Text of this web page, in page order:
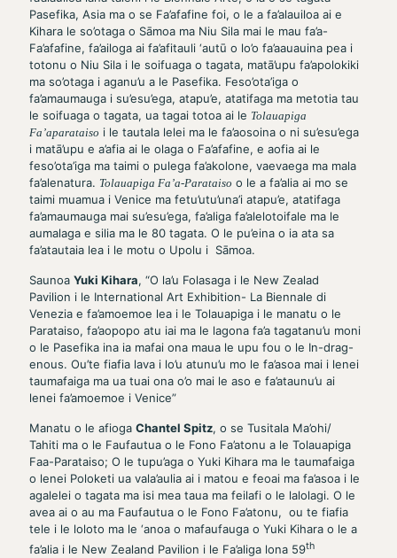
Pasefika, Asia ma o se Fa’afafine foi, o le a fa’alauiloa ai e
Kihara le so’otaga o Sāmoa ma Niu Sila mai le mau fa’a-
Fa’afafine, fa’ailoga ai fa’afitauli ‘autū o lo’o fa’aauauina pea i
totonu o Niu Sila i le soifuaga o tagata, matā’upu fa’apolokiki
ma so’otaga i aganu’u a le Pasefika. Feso’ota’iga o
fa’amaumauga i su’esu’ega, atapu’e, atatifaga ma metotia tau
le soifuaga o tagata, ua tagai totoa ai le Tolauapiga
Fa’aparataiso i le tautala lelei ma le fa’aosoina o ni su’esu’ega
i matā’upu e a’afia ai le olaga o Fa’afafine, e aofia ai le
feso’ota’iga ma taimi o pulega fa’akolone, vaevaega ma mala
fa’alenatura. Tolauapiga Fa’a-Parataiso o le a fa’alia ai mo se
taimi muamua i Venice ma fetu’utu’una’i atapu’e, atatifaga
fa’amaumauga mai su’esu’ega, fa’aliga fa’alelotoifale ma le
aumalaga e silia ma le 80 tagata. O le pu’eina o ia ata sa
fa’atautaia lea i le motu o Upolu i Sāmoa.
Saunoa Yuki Kihara, “O la’u Folasaga i le New Zealad
Pavilion i le International Art Exhibition- La Biennale di
Venezia e fa’amoemoe lea i le Tolauapiga i le manatu o le
Parataiso, fa’aopopo atu iai ma le lagona fa’a tagatanu’u moni
o le Pasefika ina ia mafai ona maua le upu fou o le In-drag-
enous. Ou’te fiafia lava i lo’u atunu’u mo le fa’asoa mai i lenei
taumafaiga ma ua tuai ona o’o mai le aso e fa’ataunu’u ai
lenei fa’amoemoe i Venice”
Manatu o le afioga Chantel Spitz, o se Tusitala Ma’ohi/
Tahiti ma o le Faufautua o le Fono Fa’atonu a le Tolauapiga
Faa-Parataiso; O le tupu’aga o Yuki Kihara ma le taumafaiga
o lenei Poloketi ua vala’aulia ai i matou e feoai ma fa’asoa i le
agalelei o tagata ma isi mea taua ma feilafi o le lalolagi. O le
avea ai o au ma Faufautua o le Fono Fa’atonu, ou te fiafia
tele i le loloto ma le ‘anoa o mafaufauga o Yuki Kihara o le a
fa’alia i le New Zealand Pavilion i le Fa’aliga lona 59th